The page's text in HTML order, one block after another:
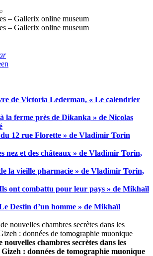
de Victoria Lederman, « Le calendrier
la ferme près de Dikanka » de Nicolas
12 rue Florette » de Vladimir Torin
nez et des châteaux » de Vladimir Torin,
la vieille pharmacie » de Vladimir Torin,
ont combattu pour leur pays » de Mikhaïl
Destin d’un homme » de Mikhaïl
nouvelles chambres secrètes dans les
: données de tomographie muonique